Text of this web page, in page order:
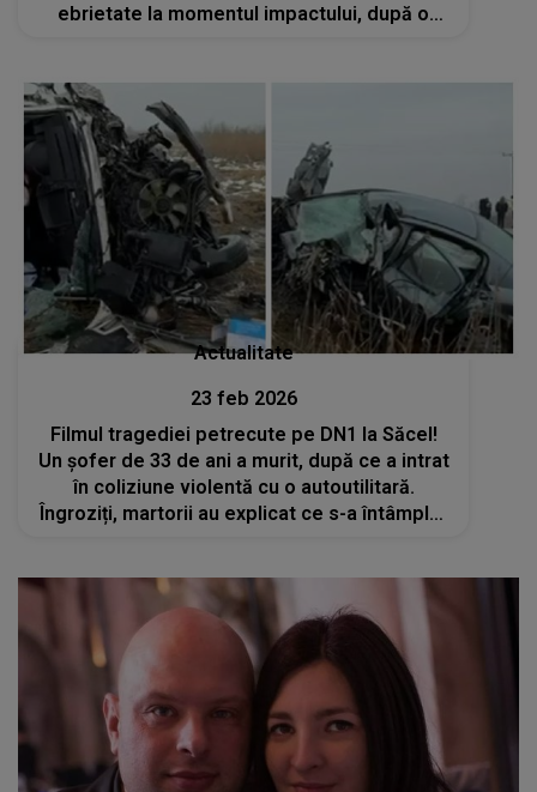
ebrietate la momentul impactului, după o
Actualitate
23 feb 2026
Filmul tragediei petrecute pe DN1 la Săcel!
Un șofer de 33 de ani a murit, după ce a intrat
în coliziune violentă cu o autoutilitară.
Îngroziți, martorii au explicat ce s-a întâmplat